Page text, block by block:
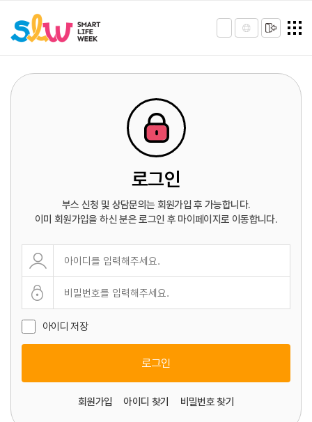
로그인
부스 신청 및 상담문의는 회원가입 후 가능합니다.
이미 회원가입을 하신 분은 로그인 후 마이페이지로 이동합니다.
아이디 저장
로그인
회원가입 아이디 찾기 비밀번호 찾기